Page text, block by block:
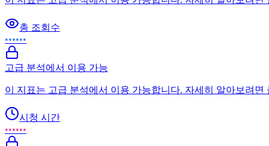
총 조회수
••••••
고급 분석에서 이용 가능
이 지표는 고급 분석에서 이용 가능합니다. 자세히 알아보려면
시청 시간
••••••